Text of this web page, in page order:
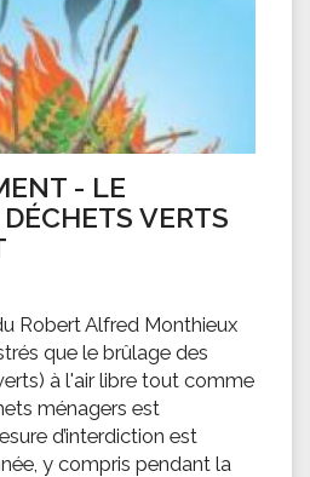
- LE
VERTS
Robert Alfred Monthieux
que le brûlage des
à l'air libre tout comme
ménagers est
d’interdiction est
y compris pendant la